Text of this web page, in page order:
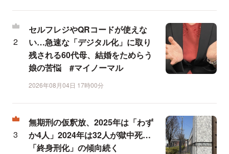
セルフレジやQRコードが使えな
い…急速な「デジタル化」に取り
残される60代母、結婚をためらう
娘の苦悩 #マイノーマル
2026年08月04日 17時00分
無期刑の仮釈放、2025年は「わず
か4人」2024年は32人が獄中死…
「終身刑化」の傾向続く